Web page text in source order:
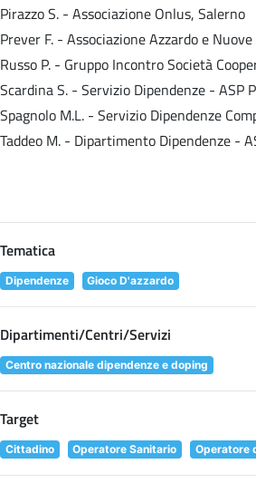
Pirazzo S. - Associazione Onlus, Salerno
Prever F. - Associazione Azzardo e
Russo P. - Gruppo Incontro Società
Scardina S. - Servizio Dipendenze - ASP
Spagnolo M.L. - Servizio Dipendenze
Taddeo M. - Dipartimento Dipendenze -
Tematica
Dipendenze Gioco D'azzardo
Dipartimenti/Centri/Servizi
Centro nazionale dipendenze e doping
Target
Cittadino Operatore Sanitario Operatore